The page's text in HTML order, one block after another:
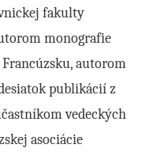
fakulty
monografie
autorom
publikácií z
vedeckých
asociácie